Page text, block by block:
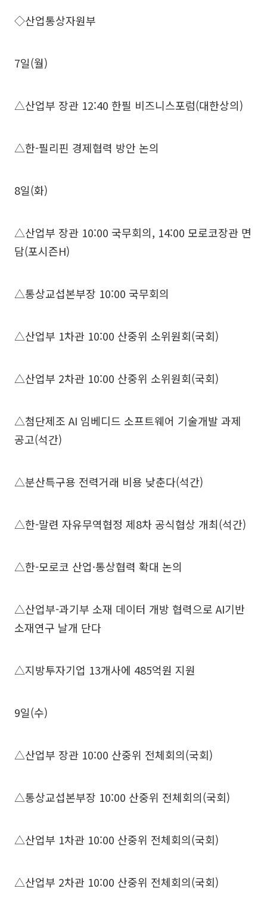
◇산업통상자원부
7일(월)
△산업부 장관 12:40 한필 비즈니스포럼(대한상의)
△한-필리핀 경제협력 방안 논의
8일(화)
△산업부 장관 10:00 국무회의, 14:00 모로코장관 면
담(포시즌H)
△통상교섭본부장 10:00 국무회의
△산업부 1차관 10:00 산중위 소위원회(국회)
△산업부 2차관 10:00 산중위 소위원회(국회)
△첨단제조 AI 임베디드 소프트웨어 기술개발 과제
공고(석간)
△분산특구용 전력거래 비용 낮춘다(석간)
△한-말련 자유무역협정 제8차 공식협상 개최(석간)
△한-모로코 산업·통상협력 확대 논의
△산업부-과기부 소재 데이터 개방 협력으로 AI기반
소재연구 날개 단다
△지방투자기업 13개사에 485억원 지원
9일(수)
△산업부 장관 10:00 산중위 전체회의(국회)
△통상교섭본부장 10:00 산중위 전체회의(국회)
△산업부 1차관 10:00 산중위 전체회의(국회)
△산업부 2차관 10:00 산중위 전체회의(국회)